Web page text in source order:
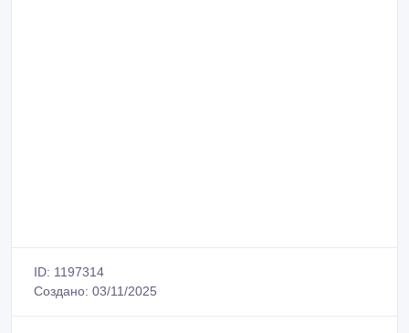
ID: 1197314
Создано: 03/11/2025